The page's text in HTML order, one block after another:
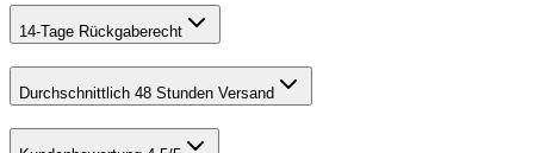
14-Tage Rückgaberecht
Durchschnittlich 48 Stunden Versand